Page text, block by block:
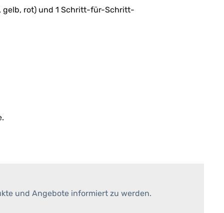
gelb, rot) und 1 Schritt-für-Schritt-
und Angebote informiert zu werden.